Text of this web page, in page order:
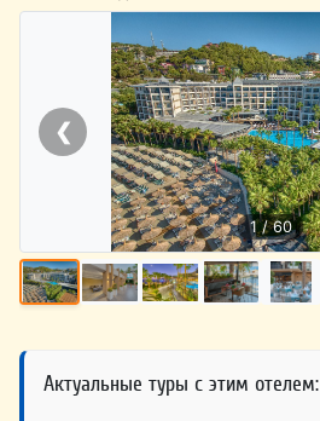
❮
1 / 60
Актуальные туры с этим отелем: